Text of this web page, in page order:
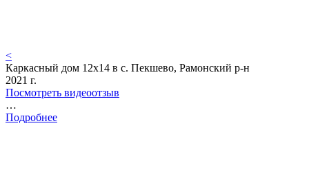
<
Каркасный дом 12х14 в с. Пекшево, Рамонский р-н
2021 г.
Посмотреть видеоотзыв
…
Подробнее